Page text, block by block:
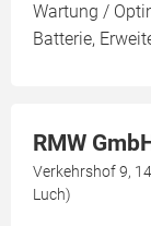
Wartung /
Batterie,
RMW
Verkehrshof 9,
Luch)